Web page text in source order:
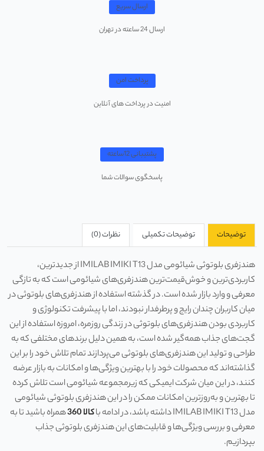
ارسال سریع
ارسال 24 ساعته در تهران
پرداخت امن
امنیت در پرداخت های آنلاین
پشتیبانی 12ساعته
پاسخگوی سوالات شما
توضیحات توضیحات تکمیلی نظرات (0)
هندزفری بلوتوثی شیائومی مدل IMILAB IMIKI T13 از جدیدترین،
کاربردی‌ترین و خوش‌قیمت‌ترین هندزفری‌های شیائومی است که به تازگی
معرفی و وارد بازار شده است. در گذشته استفاده از هندزفری‌های بلوتوثی در
میان کاربران چندان رایج و پرطرفدار نبودند، اما با پیشرفت تکنولوژی و
کاربردی بودن هندزفری‌های بلوتوثی در زندگی روزمره، امروزه استفاده از این
گجت‌های جذاب همه‌گیر شده است، به همین دلیل برندهای مختلفی که به
طراحی و تولید این هندزفری‌های بلوتوثی می‌پردازند تمام تلاش خود را بر این
گذاشته‌اند که محصولات خود را با بهترین ویژگی‌ها و امکانات به بازار عرضه
کنند، در این میان شرکت ایمیکی که زیرمجموعه شیائومی است تلاش کرده
تا بهترین و به‌روزترین امکانات ممکن را در این هندزفری بلوتوثی شیائومی
مدل IMILAB IMIKI T13 داشته باشد، در ادامه با
کالا 360
همراه باشید تا به
معرفی و بررسی ویژگی‌ها و قابلیت‌های این هندزفری بلوتوثی جذاب
بپردازیم.